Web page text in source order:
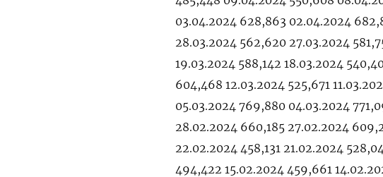
03.04.2024 628,863 02.04.2024
28.03.2024 562,620 27.03.2024
19.03.2024 588,142 18.03.2024
604,468 12.03.2024 525,671
05.03.2024 769,880 04.03.2024
28.02.2024 660,185 27.02.2024
22.02.2024 458,131 21.02.2024
494,422 15.02.2024 459,661